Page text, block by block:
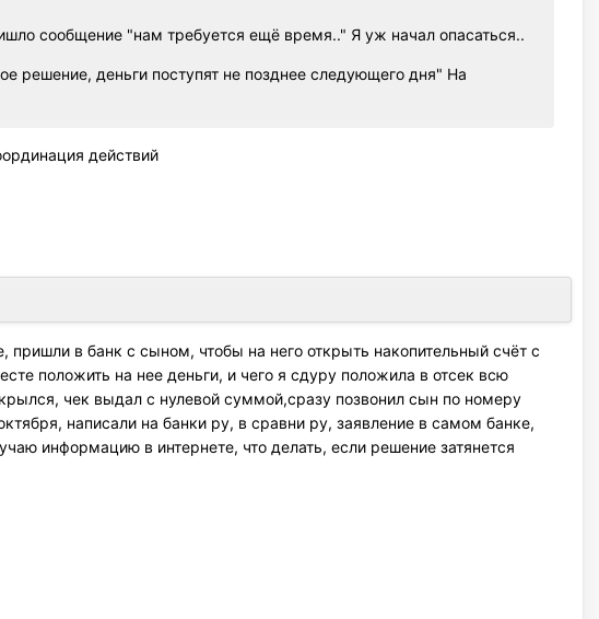
сообщение "нам требуется ещё время.." Я уж начал опасаться..
решение, деньги поступят не позднее следующего дня" На
действий
в банк с сыном, чтобы на него открыть накопительный счёт с
положить на нее деньги, и чего я сдуру положила в отсек всю
чек выдал с нулевой суммой,сразу позвонил сын по номеру
написали на банки ру, в сравни ру, заявление в самом банке,
информацию в интернете, что делать, если решение затянется